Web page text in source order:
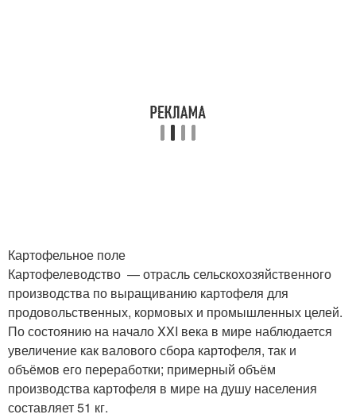
Картофельное поле
Картофелеводство — отрасль сельскохозяйственного
производства по выращиванию картофеля для
продовольственных, кормовых и промышленных целей.
По состоянию на начало XXI века в мире наблюдается
увеличение как валового сбора картофеля, так и
объёмов его переработки; примерный объём
производства картофеля в мире на душу населения
составляет 51 кг.